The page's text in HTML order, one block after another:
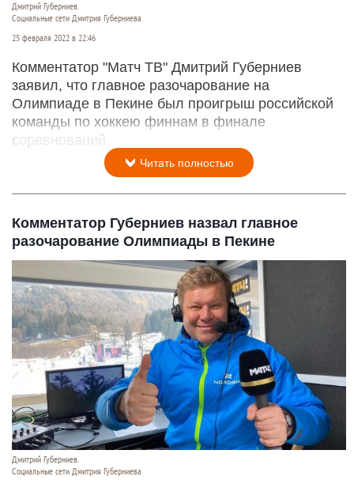
Дмитрий Губерниев.
Социальные сети Дмитрия Губерниева
25 февраля 2022 в 22:46
Комментатор "Матч ТВ" Дмитрий Губерниев
заявил, что главное разочарование на
Олимпиаде в Пекине был проигрыш российской
команды по хоккею финнам в финале
соревнований.
Читать полностью
Комментатор Губерниев назвал главное
разочарование Олимпиады в Пекине
Дмитрий Губерниев.
Социальные сети Дмитрия Губерниева